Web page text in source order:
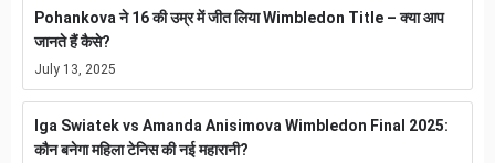
Pohankova ने 16 की उम्र में जीत लिया Wimbledon Title – क्या आप
जानते हैं कैसे?
July 13, 2025
Iga Swiatek vs Amanda Anisimova Wimbledon Final 2025:
कौन बनेगा महिला टेनिस की नई महारानी?